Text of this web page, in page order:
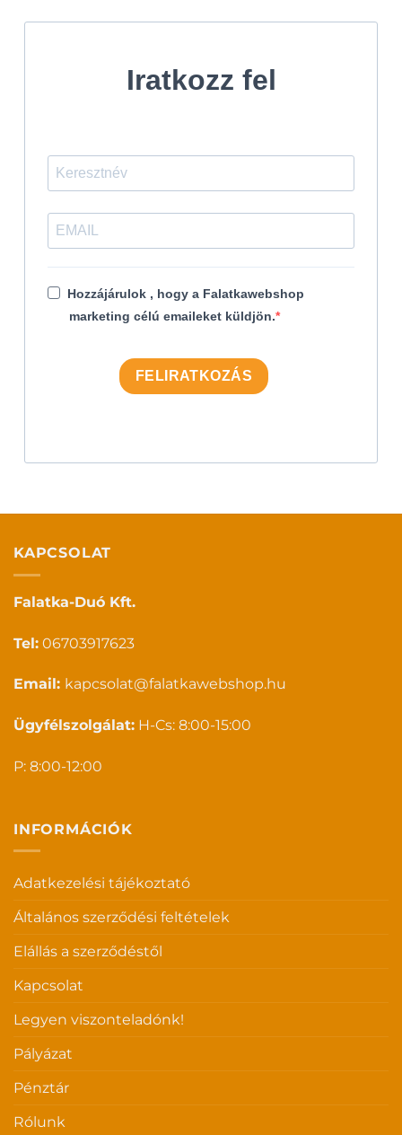
Iratkozz fel
Hozzájárulok , hogy a Falatkawebshop
marketing célú emaileket küldjön.
FELIRATKOZÁS
KAPCSOLAT
Falatka-Duó Kft.
Tel: 06703917623
Email: kapcsolat@falatkawebshop.hu
Ügyfélszolgálat: H-Cs: 8:00-15:00
P: 8:00-12:00
INFORMÁCIÓK
Adatkezelési tájékoztató
Általános szerződési feltételek
Elállás a szerződéstől
Kapcsolat
Legyen viszonteladónk!
Pályázat
Pénztár
Rólunk